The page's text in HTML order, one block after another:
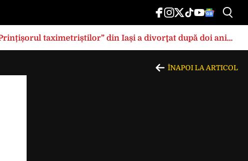
taximetriștilor” din Iași a divorţat după doi ani
ÎNAPOI LA ARTICOL